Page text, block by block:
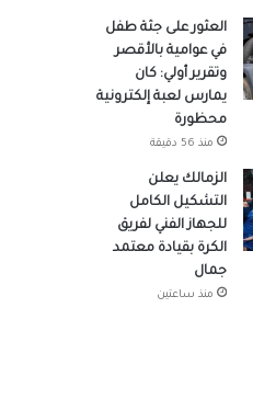
العثور على جثة طفل
في عوامية بالأقصر
وتقرير أولي: كان
يمارس لعبة إلكترونية
محظورة
منذ 56 دقيقة
الزمالك يعلن
التشكيل الكامل
للجهاز الفني لفريق
الكرة بقيادة معتمد
جمال
منذ ساعتين